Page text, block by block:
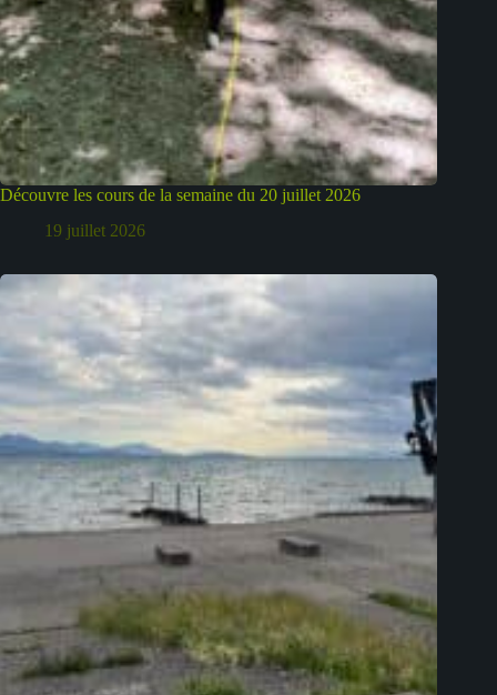
Découvre les cours de la semaine du 20 juillet 2026
19 juillet 2026